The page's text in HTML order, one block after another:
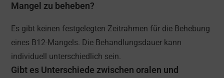
Mangel zu beheben?
Es gibt keinen festgelegten Zeitrahmen für die Behebung
eines B12-Mangels. Die Behandlungsdauer kann
individuell unterschiedlich sein.
Gibt es Unterschiede zwischen oralen und